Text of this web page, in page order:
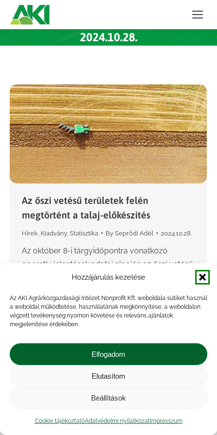
Hozzájárulás kezelése
Az AKI Agrárközgazdasági Intézet Nonprofit Kft. weboldala sütiket használ
a weboldal működtetése, használatának megkönnyítése, a weboldalon
végzett tevékenység nyomon követése és releváns ajánlatok
megjelenítése érdekében.
Elfogadom
Elutasítom
Beállítások
Cookie tájékoztatóAdatvédelmi nyilatkozatImpresszum
2024.10.28.
Az őszi vetésű területek felén
megtörtént a talaj-előkészítés
Hírek Kiadvány, Statisztika By Seprődi Adél 2024.10.28.
Az október 8-i tárgyidőpontra vonatkozó
operatív jelentések adatai alapján az őszi vetésű
növények tervezett területe idén 1,54 millió
talaj-előkészítés. A tavaszi vetésű növények
tervezett…